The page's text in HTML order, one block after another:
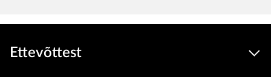
Ettevõttest